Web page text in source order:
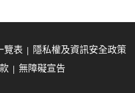
覽表
隱私權及資訊安全政策
無障礙宣告